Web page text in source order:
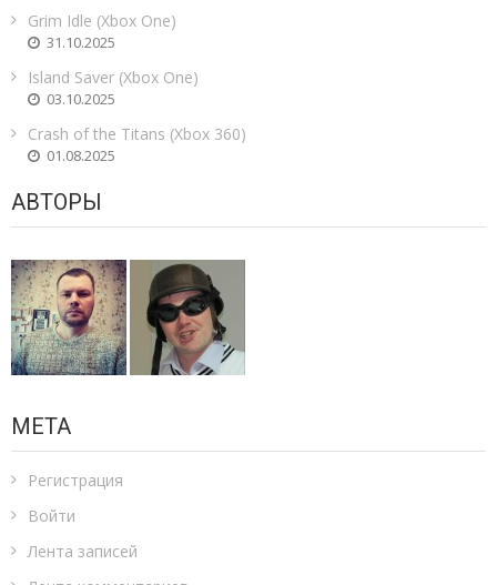
Grim Idle (Xbox One)
31.10.2025
Island Saver (Xbox One)
03.10.2025
Crash of the Titans (Xbox 360)
01.08.2025
АВТОРЫ
МЕТА
Регистрация
Войти
Лента записей